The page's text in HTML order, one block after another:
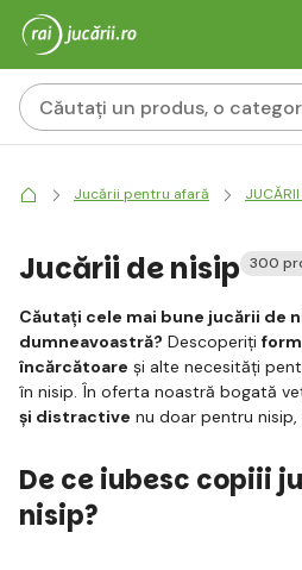
Jucării pentru afară
Jucării de nisip 300
Căutați cele mai bune jucării de
dumneavoastră? Descoperiți
încărcătoare și alte necesități
în nisip. În oferta noastră bogată
și distractive nu doar pentru
De ce iubesc copiii
nisip?